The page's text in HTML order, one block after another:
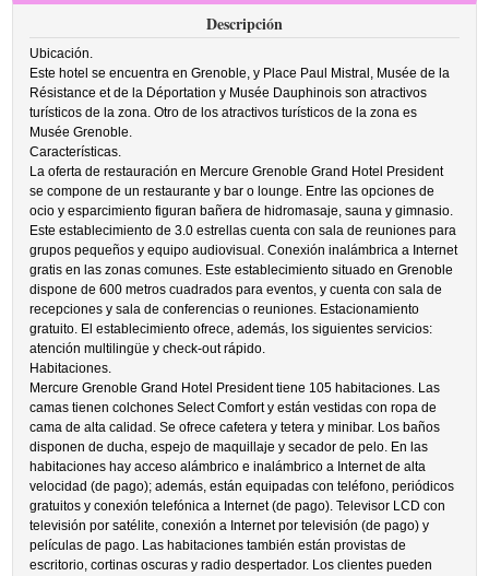
Descripción
Ubicación.
Este hotel se encuentra en Grenoble, y Place Paul Mistral, Musée de la
Résistance et de la Déportation y Musée Dauphinois son atractivos
turísticos de la zona. Otro de los atractivos turísticos de la zona es
Musée Grenoble.
Características.
La oferta de restauración en Mercure Grenoble Grand Hotel President
se compone de un restaurante y bar o lounge. Entre las opciones de
ocio y esparcimiento figuran bañera de hidromasaje, sauna y gimnasio.
Este establecimiento de 3.0 estrellas cuenta con sala de reuniones para
grupos pequeños y equipo audiovisual. Conexión inalámbrica a Internet
gratis en las zonas comunes. Este establecimiento situado en Grenoble
dispone de 600 metros cuadrados para eventos, y cuenta con sala de
recepciones y sala de conferencias o reuniones. Estacionamiento
gratuito. El establecimiento ofrece, además, los siguientes servicios:
atención multilingüe y check-out rápido.
Habitaciones.
Mercure Grenoble Grand Hotel President tiene 105 habitaciones. Las
camas tienen colchones Select Comfort y están vestidas con ropa de
cama de alta calidad. Se ofrece cafetera y tetera y minibar. Los baños
disponen de ducha, espejo de maquillaje y secador de pelo. En las
habitaciones hay acceso alámbrico e inalámbrico a Internet de alta
velocidad (de pago); además, están equipadas con teléfono, periódicos
gratuitos y conexión telefónica a Internet (de pago). Televisor LCD con
televisión por satélite, conexión a Internet por televisión (de pago) y
películas de pago. Las habitaciones también están provistas de
escritorio, cortinas oscuras y radio despertador. Los clientes pueden